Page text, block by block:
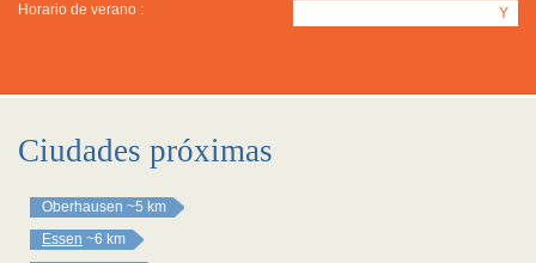
Horario de verano : Y
Ciudades próximas
Oberhausen ~5 km
Essen ~6 km